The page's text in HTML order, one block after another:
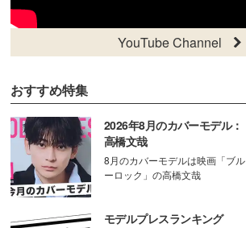
YouTube Channel
おすすめ特集
2026年8月のカバーモデル：
高橋文哉
8月のカバーモデルは映画「ブル
ーロック」の高橋文哉
モデルプレスランキング